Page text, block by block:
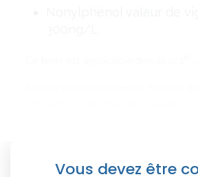
Vous devez être